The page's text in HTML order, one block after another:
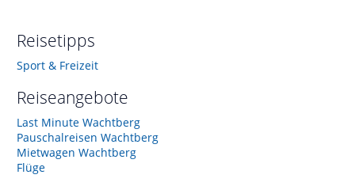
Reisetipps
Sport & Freizeit
Reiseangebote
Last Minute Wachtberg
Pauschalreisen Wachtberg
Mietwagen Wachtberg
Flüge